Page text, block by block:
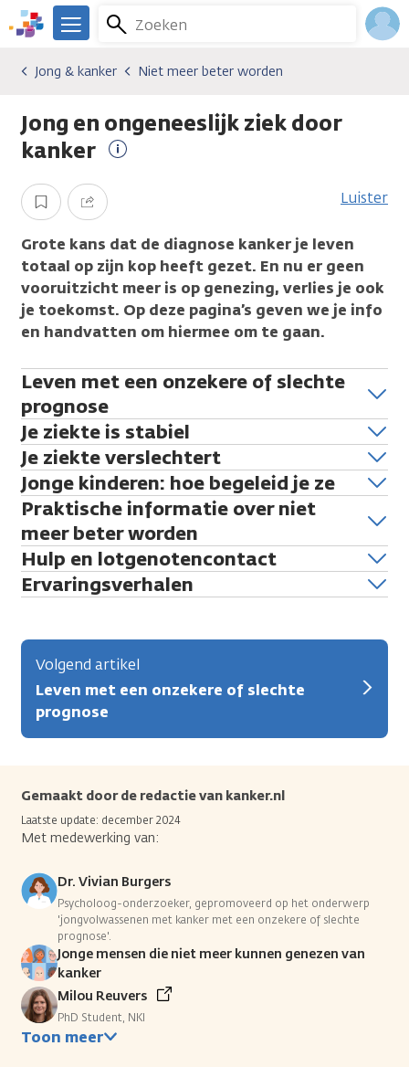
Overslaan
en
gaan
We
er
je.
Kanker.nl
Zoeken
Menu
Algemene onderwerpen
Jong & kanker
Niet meer beter worden
Jong & kanker Niet meer beter worden
Jong en ongeneeslijk ziek door
kanker
Opslaan Delen Luister
Grote kans dat de diagnose kanker je leven
totaal op zijn kop heeft gezet. En nu er geen
vooruitzicht meer is op genezing, verlies je ook
je toekomst. Op deze pagina’s geven we je info
en handvatten om hiermee om te gaan.
Leven met een onzekere of slechte
prognose
Je ziekte is stabiel
Je ziekte verslechtert
Jonge kinderen: hoe begeleid je ze
Praktische informatie over niet
meer beter worden
Hulp en lotgenotencontact
Ervaringsverhalen
Volgend artikel
Leven met een onzekere of slechte
prognose
Gemaakt door de redactie van kanker.nl
Laatste update: december 2024
Met medewerking van:
Dr. Vivian Burgers
Psycholoog-onderzoeker, gepromoveerd op het onderwerp
'jongvolwassenen met kanker met een onzekere of slechte
prognose'.
Jonge mensen die niet meer kunnen genezen van
kanker
Milou Reuvers
PhD Student, NKI
Toon meer